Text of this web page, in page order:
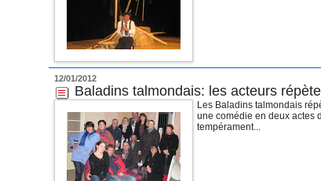
12/01/2012
Baladins talmondais: les acteurs
Les Baladins talmondais
une comédie en deux actes
tempérament...